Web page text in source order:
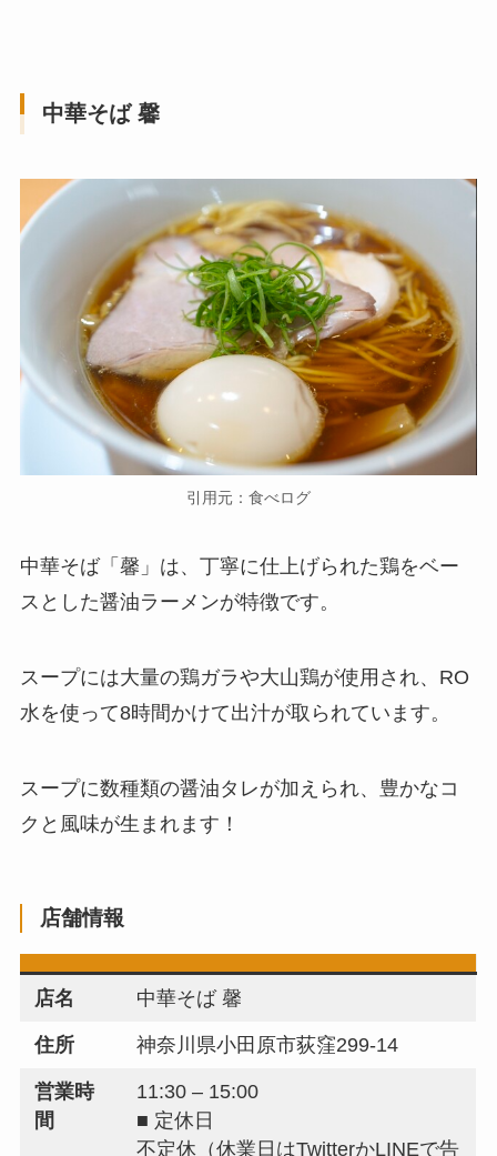
中華そば 馨
引用元：食べログ
中華そば「馨」は、丁寧に仕上げられた鶏をベー
スとした醤油ラーメンが特徴です。
スープには大量の鶏ガラや大山鶏が使用され、RO
水を使って8時間かけて出汁が取られています。
スープに数種類の醤油タレが加えられ、豊かなコ
クと風味が生まれます！
店舗情報
店名 中華そば 馨
住所 神奈川県小田原市荻窪299-14
営業時
間
11:30 – 15:00
■ 定休日
不定休（休業日はTwitterかLINEで告